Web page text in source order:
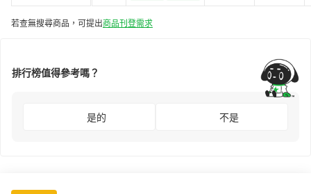
若查無搜尋商品，可提出商品刊登需求
排行榜值得參考嗎？
是的 不是